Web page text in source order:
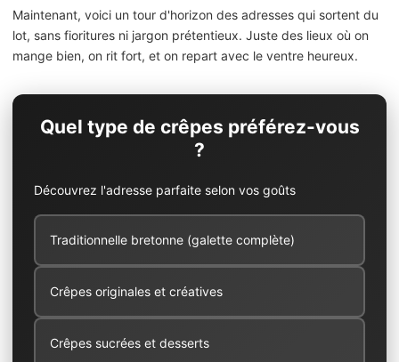
Maintenant, voici un tour d'horizon des adresses qui sortent du
lot, sans fioritures ni jargon prétentieux. Juste des lieux où on
mange bien, on rit fort, et on repart avec le ventre heureux.
Quel type de crêpes préférez-vous
?
Découvrez l'adresse parfaite selon vos goûts
Traditionnelle bretonne (galette complète)
Crêpes originales et créatives
Crêpes sucrées et desserts